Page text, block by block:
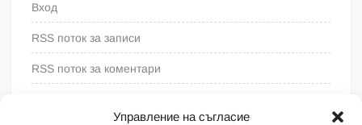
Управление на съгласие
Вход
RSS поток за записи
RSS поток за коментари